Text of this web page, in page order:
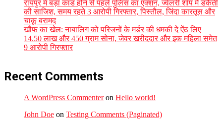
रायपुर में बड़ा कांड होने से पहले पुलिस का एक्शन, ज्वेलरी शॉप में डकैती
की साजिश, समय रहते 3 आरोपी गिरफ्तार, पिस्तौल, जिंदा कारतूस और
चाकू बरामद
खौफ का खेल: नाबालिग को परिजनों के मर्डर की धमकी दे ऐंठ लिए
14.50 लाख और 450 ग्राम सोना, जेवर खरीददार और इक महिला समेत
9 आरोपी गिरफ्तार
Recent Comments
A WordPress Commenteron Hello world!
John Doe on Testing Comments (Paginated)